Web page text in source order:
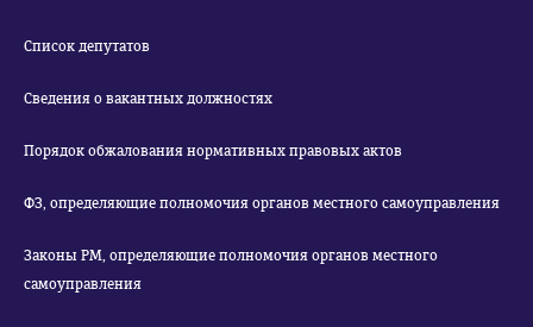
Список депутатов
Сведения о вакантных должностях
Порядок обжалования нормативных правовых актов
ФЗ, определяющие полномочия органов местного самоуправления
Законы РМ, определяющие полномочия органов местного
самоуправления